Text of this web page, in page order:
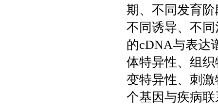
期、不同发育
不同诱导、不
的cDNA与表达
体特异性、组
变特异性、刺
个基因与疾病